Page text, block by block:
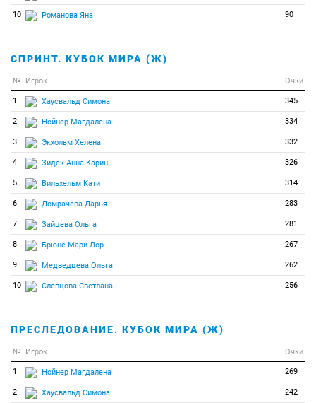
10 Романова Яна 90
СПРИНТ. КУБОК МИРА (Ж)
№ Игрок Очки
1 Хаусвальд Симона 345
2 Нойнер Магдалена 334
3 Экхольм Хелена 332
4 Зидек Анна Карин 326
5 Вильхельм Кати 314
6 Домрачева Дарья 283
7 Зайцева Ольга 281
8 Брюне Мари-Лор 267
9 Медведцева Ольга 262
10 Слепцова Светлана 256
ПРЕСЛЕДОВАНИЕ. КУБОК МИРА (Ж)
№ Игрок Очки
1 Нойнер Магдалена 269
2 Хаусвальд Симона 242